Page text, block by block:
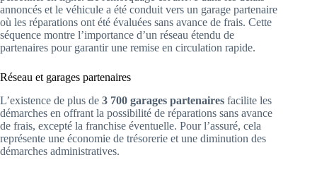
annoncés et le véhicule a été conduit vers un garage partenaire
où les réparations ont été évaluées sans avance de frais. Cette
séquence montre l’importance d’un réseau étendu de
partenaires pour garantir une remise en circulation rapide.
Réseau et garages partenaires
L’existence de plus de 3 700 garages partenaires facilite les
démarches en offrant la possibilité de réparations sans avance
de frais, excepté la franchise éventuelle. Pour l’assuré, cela
représente une économie de trésorerie et une diminution des
démarches administratives.